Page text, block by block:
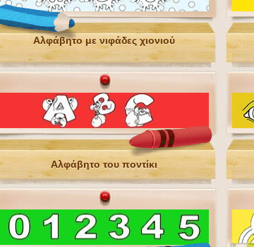
Αλφάβητο με νιφάδες χιονιού
Αλφάβητο του ποντίκι